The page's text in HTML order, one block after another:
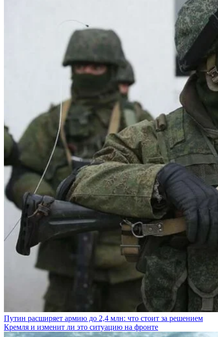
Путин расширяет армию до 2,4 млн: что стоит за решением
Кремля и изменит ли это ситуацию на фронте